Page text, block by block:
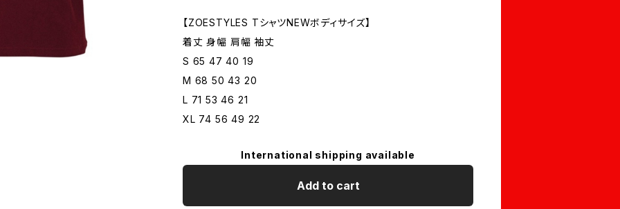
【ZOESTYLES TシャツNEWボディサイズ】
着丈 身幅 肩幅 袖丈
S 65 47 40 19
M 68 50 43 20
L 71 53 46 21
XL 74 56 49 22
International shipping available
Add to cart